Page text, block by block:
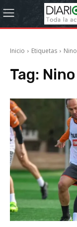
Inicio Etiquetas Nino
Tag: Nino